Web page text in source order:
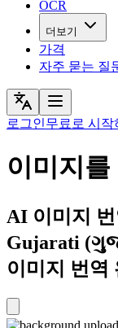
OCR
더보기
가격
자주 묻는 질
로그인무료로 시작
이미지
AI 이미지
Gujarati
이미지 번역